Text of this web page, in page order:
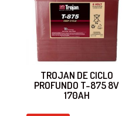
TROJAN DE CICLO
PROFUNDO T-875 8V
170AH